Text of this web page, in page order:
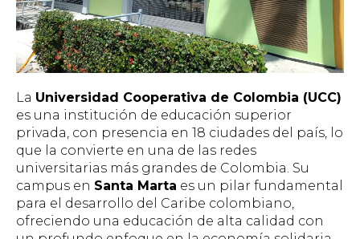
La Universidad Cooperativa de Colombia (UCC)
es una institución de educación superior
privada, con presencia en 18 ciudades del país, lo
que la convierte en una de las redes
universitarias más grandes de Colombia. Su
campus en Santa Marta es un pilar fundamental
para el desarrollo del Caribe colombiano,
ofreciendo una educación de alta calidad con